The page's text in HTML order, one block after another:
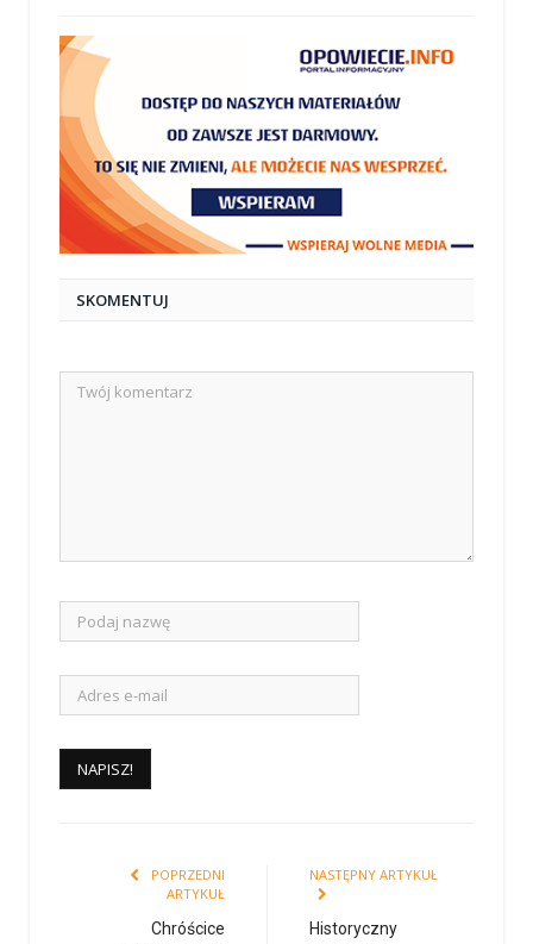
SKOMENTUJ
POPRZEDNI
ARTYKUŁ
Chróścice
NASTĘPNY ARTYKUŁ
Historyczny